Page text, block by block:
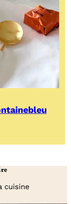
cuisine